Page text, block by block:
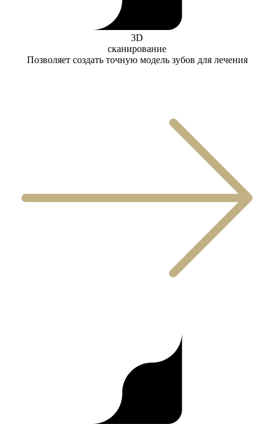
3D
сканирование
Позволяет создать точную модель зубов для лечения